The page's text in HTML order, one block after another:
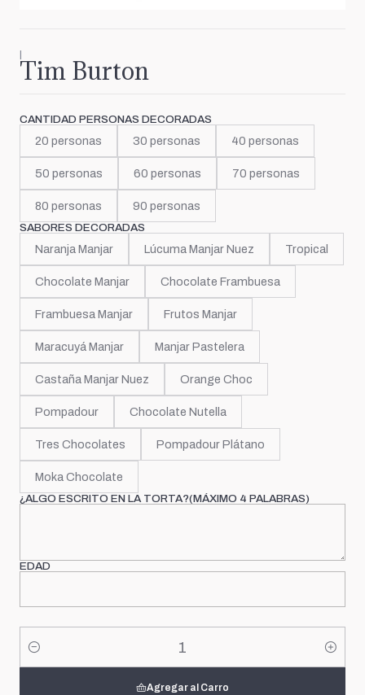
|
Tim Burton
CANTIDAD PERSONAS DECORADAS
20 personas 30 personas 40 personas
50 personas 60 personas 70 personas
80 personas 90 personas
SABORES DECORADAS
Naranja Manjar Lúcuma Manjar Nuez Tropical
Chocolate Manjar Chocolate Frambuesa
Frambuesa Manjar Frutos Manjar
Maracuyá Manjar Manjar Pastelera
Castaña Manjar Nuez Orange Choc
Pompadour Chocolate Nutella
Tres Chocolates Pompadour Plátano
Moka Chocolate
¿ALGO ESCRITO EN LA TORTA?(MÁXIMO 4 PALABRAS)
EDAD
Cantidad
Agregar al Carro